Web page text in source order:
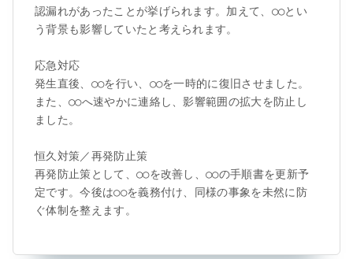
認漏れがあったことが挙げられます。加えて、○○とい
う背景も影響していたと考えられます。
応急対応
発生直後、○○を行い、○○を一時的に復旧させました。
また、○○へ速やかに連絡し、影響範囲の拡大を防止し
ました。
恒久対策／再発防止策
再発防止策として、○○を改善し、○○の手順書を更新予
定です。今後は○○を義務付け、同様の事象を未然に防
ぐ体制を整えます。